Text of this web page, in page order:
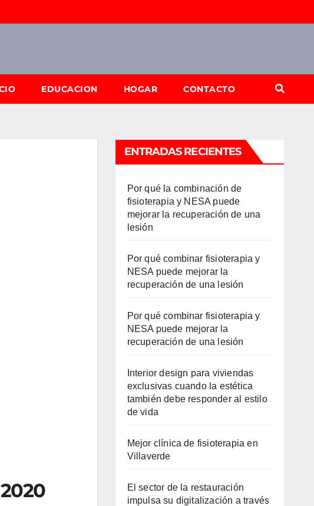
EDUCACION HOGAR CONTACTO
ENTRADAS RECIENTES
Por qué la combinación de
fisioterapia y NESA puede
mejorar la recuperación de una
lesión
Por qué combinar fisioterapia y
NESA puede mejorar la
recuperación de una lesión
Por qué combinar fisioterapia y
NESA puede mejorar la
recuperación de una lesión
Interior design para viviendas
exclusivas cuando la estética
también debe responder al estilo
de vida
Mejor clínica de fisioterapia en
Villaverde
El sector de la restauración
impulsa su digitalización a través